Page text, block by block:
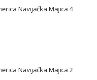
Navijačka Majica 4
Navijačka Majica 2